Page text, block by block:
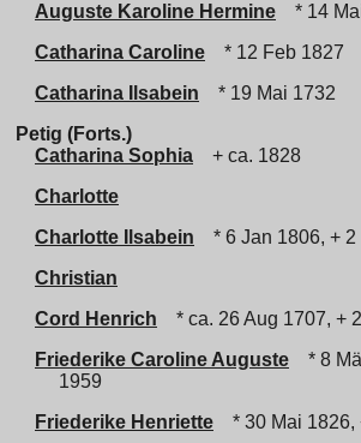
Auguste Karoline Hermine
* 14
Catharina Caroline
* 12 Feb 1827
Catharina Ilsabein
* 19 Mai 1732
Petig (Forts.)
Catharina Sophia
+ ca. 1828
Charlotte
Charlotte Ilsabein
* 6 Jan 1806, +
Christian
Cord Henrich
* ca. 26 Aug 1707, +
Friederike Caroline Auguste
* 8
1959
Friederike Henriette
* 30 Mai 1826,